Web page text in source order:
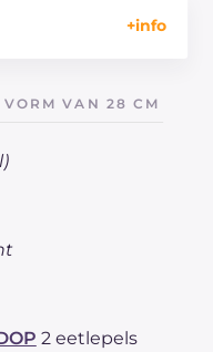
VAN 28 CM
2 eetlepels